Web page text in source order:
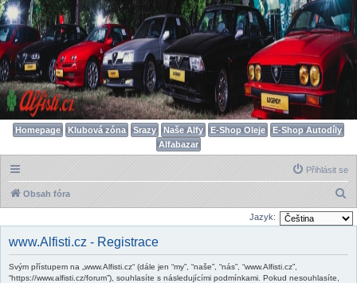
Homepage Klubová zóna Srazy Naše Alfy E-Shop Oleje
E-Shop Autodíly
Alfabazar
Přihlásit se
Obsah fóra
l
Jazyk:
www.Alfisti.cz - Registrace
Svým přístupem na „www.Alfisti.cz“ (dále jen “my”, “naše”, “nás”, “www.Alfisti.cz”,
“https://www.alfisti.cz/forum”), souhlasíte s následujícími podmínkami. Pokud nesouhlasíte,